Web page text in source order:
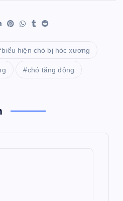
biểu hiện chó bị hóc xương
chó tăng động